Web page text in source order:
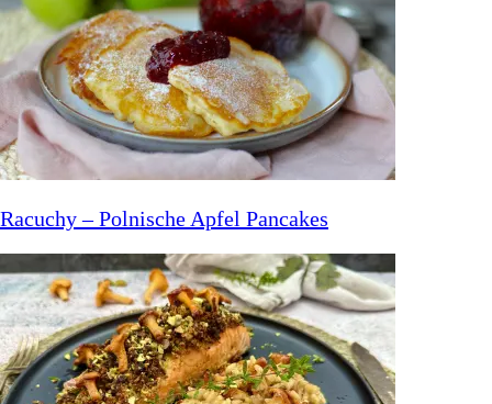
Home
Index
Süßes
Bäckerei
Frühstück & Brunch
Soulfood
Racuchy – Polnische Apfel Pancakes